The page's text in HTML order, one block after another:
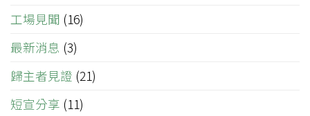
工場見聞 (16)
最新消息 (3)
歸主者見證 (21)
短宣分享 (11)